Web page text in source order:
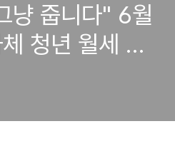
냥 줍니다" 6월
청년 월세 지